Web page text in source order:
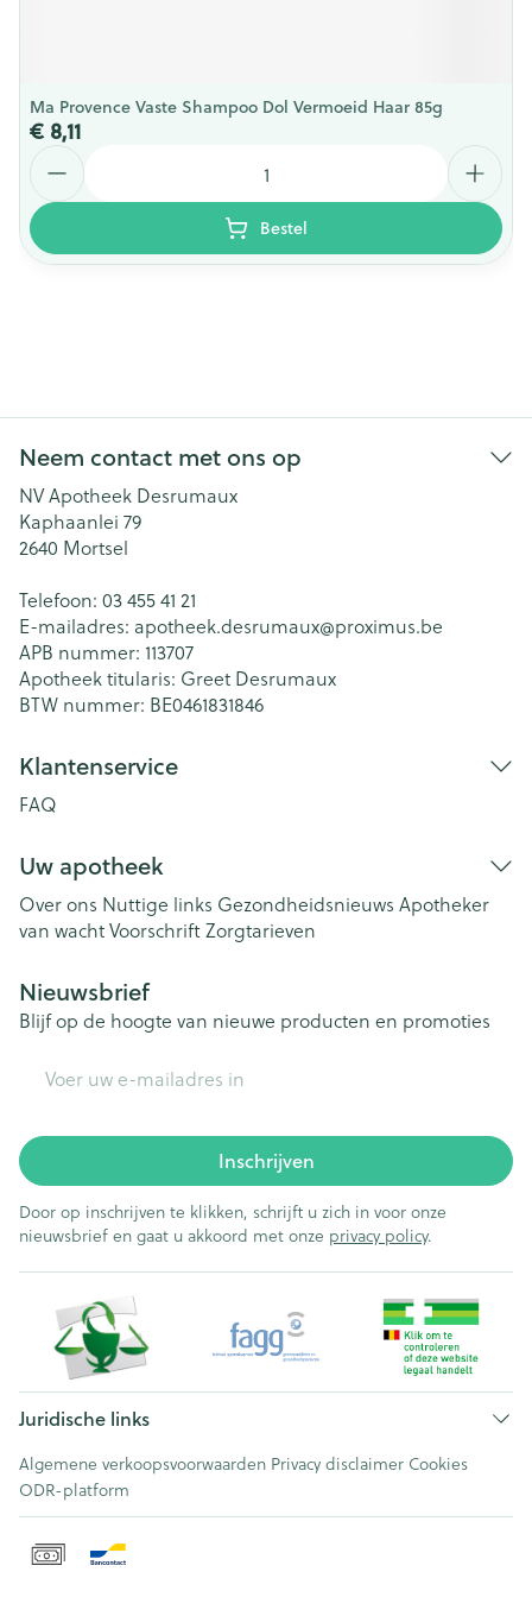
Ma Provence Vaste Shampoo Dol Vermoeid Haar 85g
€ 8,11
Bestel
Neem contact met ons op
NV Apotheek Desrumaux
Kaphaanlei 79
2640 Mortsel
Telefoon: 03 455 41 21
E-mailadres: apotheek.desrumaux@proximus.be
APB nummer: 113707
Apotheek titularis: Greet Desrumaux
BTW nummer: BE0461831846
Klantenservice
FAQ
Uw apotheek
Over ons Nuttige links Gezondheidsnieuws Apotheker
van wachtVoorschriftZorgtarieven
Nieuwsbrief
Blijf op de hoogte van nieuwe producten en promoties
Inschrijven
Door op inschrijven te klikken, schrijft u zich in voor onze
nieuwsbrief en gaat u akkoord met onze privacy policy.
Juridische links
Algemene verkoopsvoorwaarden Privacy disclaimer Cookies
ODR-platform